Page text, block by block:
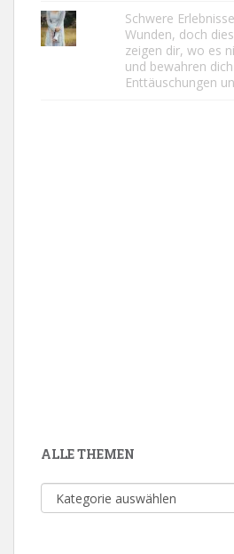
Schwere
Wunden, doch
zeigen dir, wo es
und bewahren
Enttäuschungen
ALLE THEMEN
Alle
Themen